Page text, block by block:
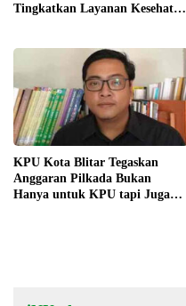
Tingkatkan Layanan Kesehatan
KPU Kota Blitar Tegaskan
Anggaran Pilkada Bukan
Hanya untuk KPU tapi Juga